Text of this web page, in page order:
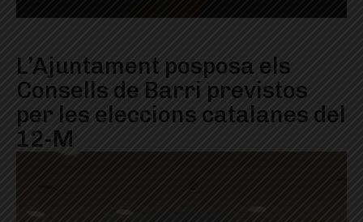
L’Ajuntament posposa els
Consells de Barri previstos
per les eleccions catalanes del
12-M